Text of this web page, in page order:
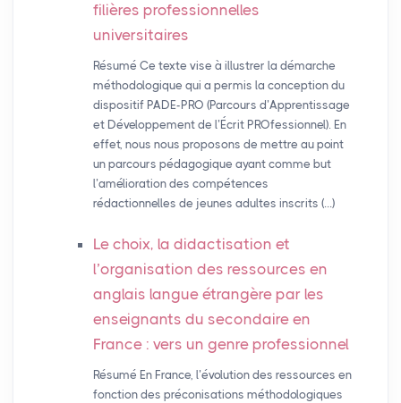
filières professionnelles
universitaires
Résumé Ce texte vise à illustrer la démarche
méthodologique qui a permis la conception du
dispositif PADE-PRO (Parcours d’Apprentissage
et Développement de l’Écrit PROfessionnel). En
effet, nous nous proposons de mettre au point
un parcours pédagogique ayant comme but
l’amélioration des compétences
rédactionnelles de jeunes adultes inscrits (…)
Le choix, la didactisation et
l’organisation des ressources en
anglais langue étrangère par les
enseignants du secondaire en
France : vers un genre professionnel
Résumé En France, l’évolution des ressources en
fonction des préconisations méthodologiques